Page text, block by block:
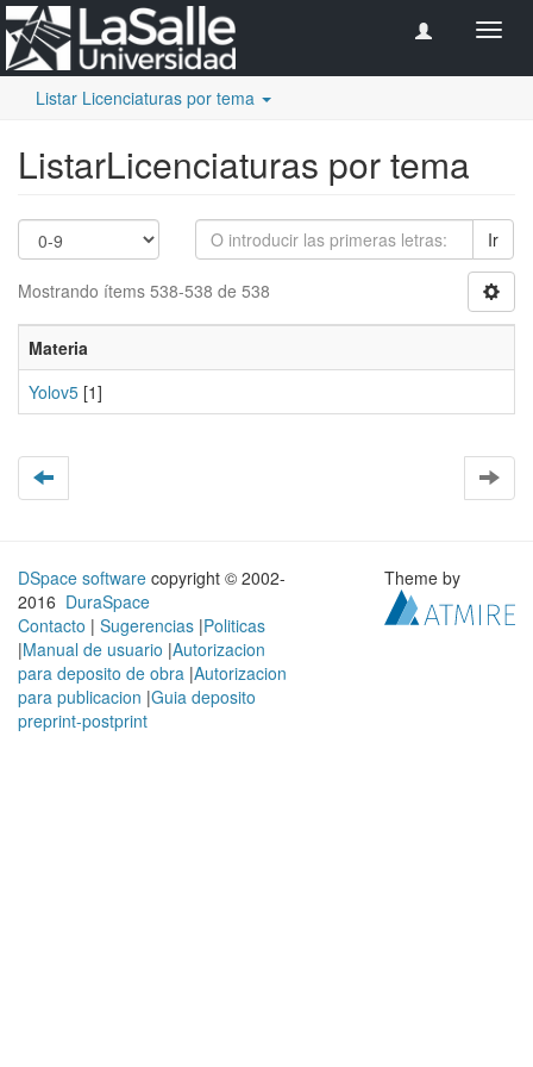
Listar Licenciaturas por tema
ListarLicenciaturas por tema
Ir
Mostrando ítems 538-538 de 538
Materia
Yolov5 [1]
DSpace software copyright © 2002-
2016 DuraSpace
Contacto | Sugerencias |Politicas
|Manual de usuario |Autorizacion
para deposito de obra |Autorizacion
para publicacion |Guia deposito
preprint-postprint
Theme by